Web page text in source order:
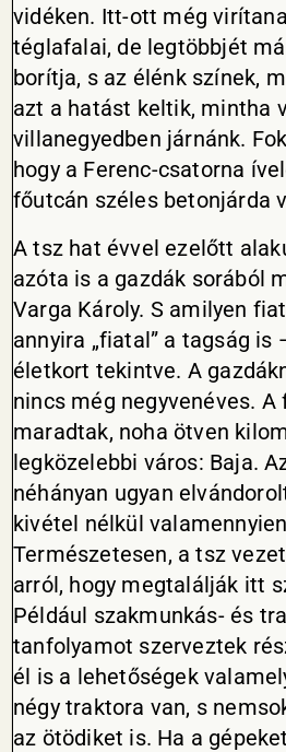
vidéken. Itt-ott még
téglafalai, de legtöbbjét
borítja, s az élénk színek,
azt a hatást keltik, mintha
villanegyedben járnánk.
hogy a Ferenc-csatorna
főutcán széles betonjárda
A tsz hat évvel ezelőtt
azóta is a gazdák sorából
Varga Károly. S amilyen
annyira „fiatal” a tagság
életkort tekintve. A
nincs még negyvenéves.
maradtak, noha ötven
legközelebbi város: Baja.
néhányan ugyan
kivétel nélkül
Természetesen, a tsz
arról, hogy megtalálják itt
Például szakmunkás- és
tanfolyamot szerveztek
él is a lehetőségek
négy traktora van, s
az ötödiket is. Ha a